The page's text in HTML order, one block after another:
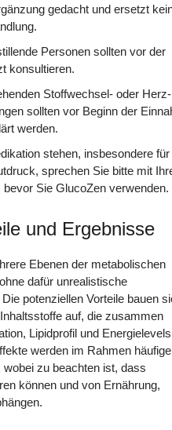
gedacht und ersetzt
Personen sollten vor der
konsultieren.
Stoffwechsel- oder Herz-
sollten vor Beginn der
werden.
stehen, insbesondere für
sprechen Sie bitte mit
bevor Sie GlucoZen verwenden.
und Ergebnisse
Ebenen der metabolischen
dafür unrealistische
potenziellen Vorteile bauen
auf, die zusammen
Lipidprofil und
werden im Rahmen
zu beachten ist, dass
können und von Ernährung,